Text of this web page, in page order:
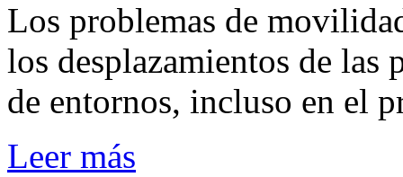
Los problemas de
los desplazamientos de las
de entornos, incluso en el
Leer más